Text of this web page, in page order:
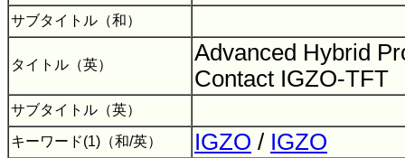
サブタイトル（和）
タイトル（英）
Advanced Hybrid
Contact IGZO-TFT
サブタイトル（英）
キーワード(1)（和/英） IGZO / IGZO